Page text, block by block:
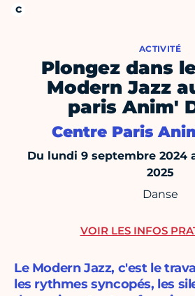
ACTIVITÉ
Plongez dans
Modern Jazz
paris Anim'
Centre Paris
Du lundi 9 septembre 2024
2025
Danse
Le Modern Jazz, c'est le
les rythmes syncopés, les
VOIR LES INFOS